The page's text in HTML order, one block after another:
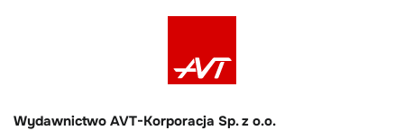
Wydawnictwo AVT-Korporacja Sp. z o.o.